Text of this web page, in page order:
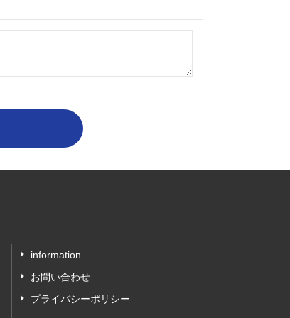
information
お問い合わせ
プライバシーポリシー